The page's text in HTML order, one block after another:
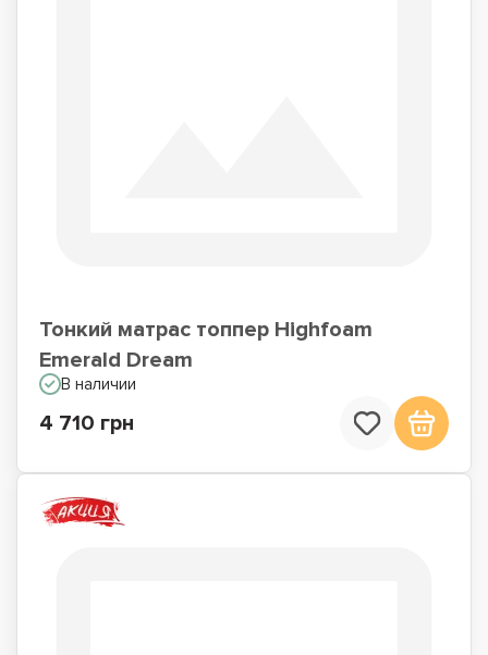
Тонкий матрас топпер Highfoam
Emerald Dream
В наличии
4 710 грн